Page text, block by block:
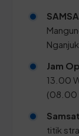
Jam
13.00
(08.00
titik